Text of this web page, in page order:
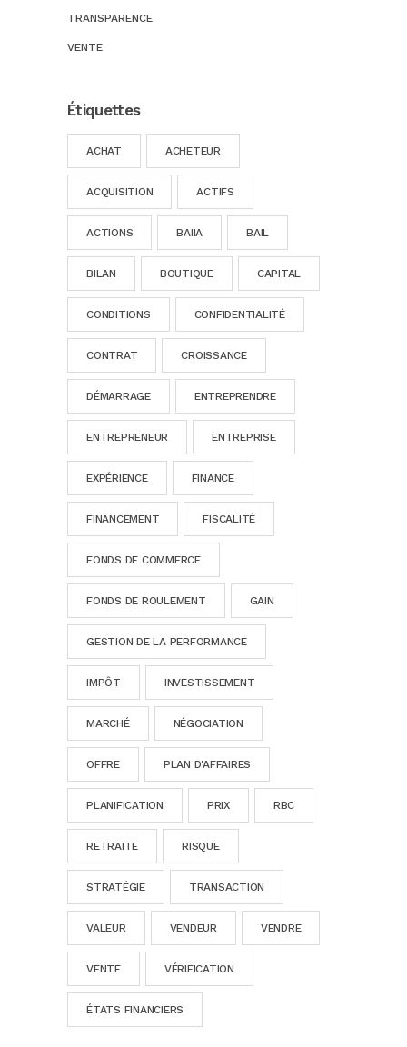
TRANSPARENCE
VENTE
Étiquettes
ACHAT ACHETEUR
ACQUISITION ACTIFS
ACTIONS BAIIA BAIL
BILAN BOUTIQUE CAPITAL
CONDITIONS CONFIDENTIALITÉ
CONTRAT CROISSANCE
DÉMARRAGE ENTREPRENDRE
ENTREPRENEUR ENTREPRISE
EXPÉRIENCE FINANCE
FINANCEMENT FISCALITÉ
FONDS DE COMMERCE
FONDS DE ROULEMENT GAIN
GESTION DE LA PERFORMANCE
IMPÔT INVESTISSEMENT
MARCHÉ NÉGOCIATION
OFFRE PLAN D'AFFAIRES
PLANIFICATION PRIX RBC
RETRAITE RISQUE
STRATÉGIE TRANSACTION
VALEUR VENDEUR VENDRE
VENTE VÉRIFICATION
ÉTATS FINANCIERS